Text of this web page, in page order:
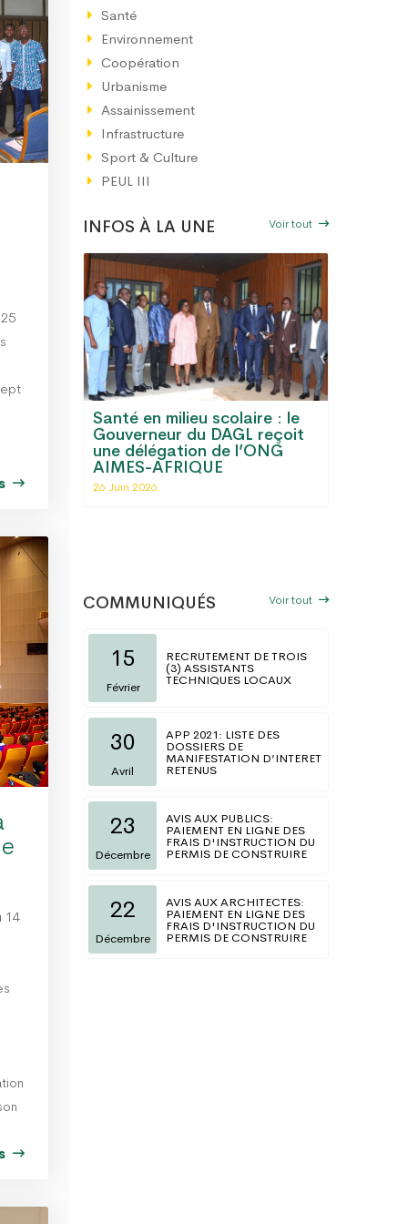
14
Santé
Environnement
Coopération
Urbanisme
Assainissement
Infrastructure
Sport & Culture
PEUL III
INFOS À LA UNE Voir tout
Santé en milieu scolaire : le
Gouverneur du DAGL reçoit
une délégation de l’ONG
AIMES-AFRIQUE
26 Juin 2026
Le Grand Lomé
désormais d'une
COMMUNIQUÉS Voir tout
15
Février
RECRUTEMENT DE TROIS
(3) ASSISTANTS
TECHNIQUES LOCAUX
30
Avril
APP 2021: LISTE DES
DOSSIERS DE
MANIFESTATION D’INTERET
RETENUS
23
Décembre
AVIS AUX PUBLICS:
PAIEMENT EN LIGNE DES
FRAIS D'INSTRUCTION DU
PERMIS DE CONSTRUIRE
22
Décembre
AVIS AUX ARCHITECTES:
PAIEMENT EN LIGNE DES
FRAIS D'INSTRUCTION DU
PERMIS DE CONSTRUIRE